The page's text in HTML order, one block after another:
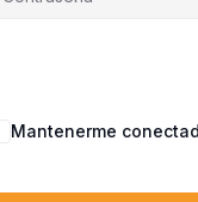
Mantenerme